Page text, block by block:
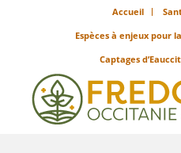
Accueil
Espèces à enjeux pour
Captages